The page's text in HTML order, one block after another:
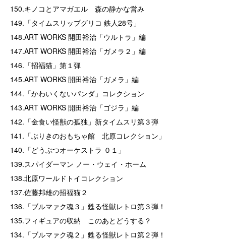
150.キノコとアマガエル 森の静かな営み
149.「タイムスリップグリコ 鉄人28号」
148.ART WORKS 開田裕治「ウルトラ」編
147.ART WORKS 開田裕治「ガメラ２」編
146.「招福猫」第１弾
145.ART WORKS 開田裕治「ガメラ」編
144.「かわいくないパンダ」コレクション
143.ART WORKS 開田裕治「ゴジラ」編
142.「金食い怪獣の孤独」新タイムスリ第３弾
141.「ぶりきのおもちゃ館 北原コレクション」
140.「どうぶつオーケストラ ０１」
139.スパイダーマン ノー・ウェイ・ホーム
138.北原ワールドトイコレクション
137.佐藤邦雄の招福猫２
136.「ブルマァク魂３」甦る怪獣レトロ第３弾！
135.フィギュアの収納 このあとどうする？
134.「ブルマァク魂２」甦る怪獣レトロ第２弾！